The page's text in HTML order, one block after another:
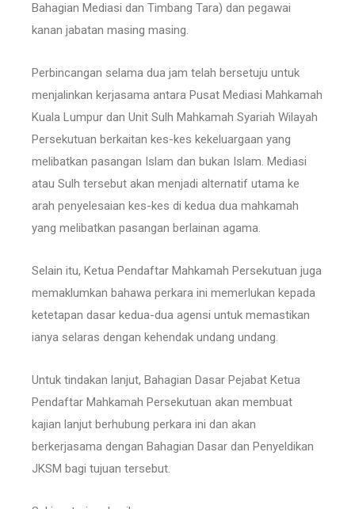
Bahagian Mediasi dan Timbang Tara) dan pegawai
kanan jabatan masing masing.
Perbincangan selama dua jam telah bersetuju untuk
menjalinkan kerjasama antara Pusat Mediasi Mahkamah
Kuala Lumpur dan Unit Sulh Mahkamah Syariah Wilayah
Persekutuan berkaitan kes-kes kekeluargaan yang
melibatkan pasangan Islam dan bukan Islam. Mediasi
atau Sulh tersebut akan menjadi alternatif utama ke
arah penyelesaian kes-kes di kedua dua mahkamah
yang melibatkan pasangan berlainan agama.
Selain itu, Ketua Pendaftar Mahkamah Persekutuan juga
memaklumkan bahawa perkara ini memerlukan kepada
ketetapan dasar kedua-dua agensi untuk memastikan
ianya selaras dengan kehendak undang undang.
Untuk tindakan lanjut, Bahagian Dasar Pejabat Ketua
Pendaftar Mahkamah Persekutuan akan membuat
kajian lanjut berhubung perkara ini dan akan
berkerjasama dengan Bahagian Dasar dan Penyeldikan
JKSM bagi tujuan tersebut.